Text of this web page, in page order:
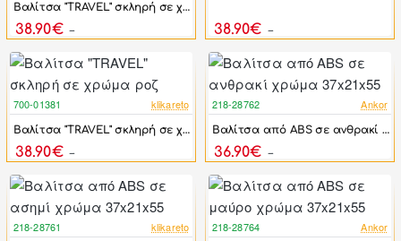
Βαλίτσα "TRAVEL" σκληρή σε χρώμα ανθρακί
38.90€ 38.90€
-49%
700-01381 klikareto
Βαλίτσα "TRAVEL" σκληρή σε χρώμα ροζ
38.90€
-17%
218-28762 Ankor
Βαλίτσα από ABS σε ανθρακί χρώμα 37x21x55
36.90€
-17%
218-28761 klikareto -17%
218-28764 Ankor